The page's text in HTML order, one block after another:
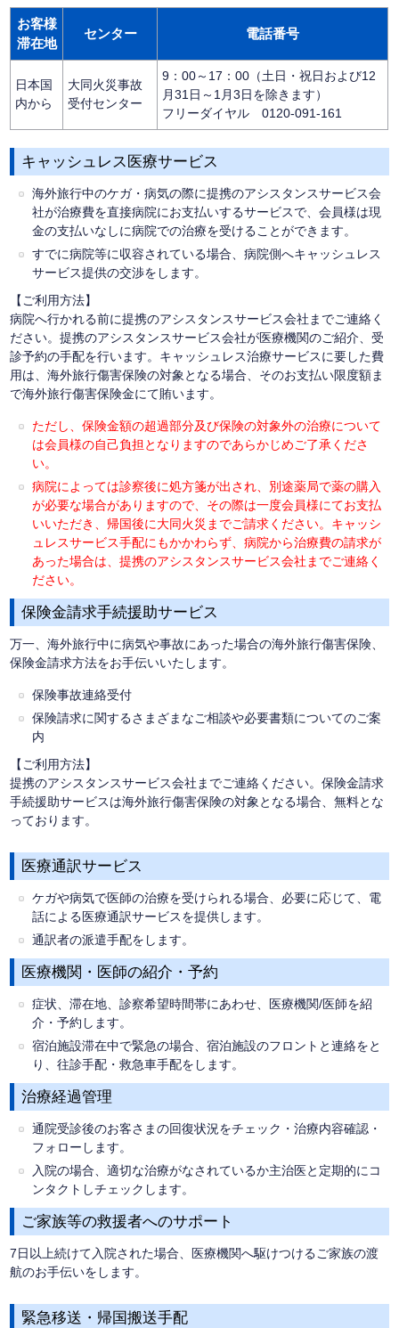
お客様
滞在地
センター 電話番号
日本国
内から
大同火災事故
受付センター
9：00～17：00（土日・祝日および12
月31日～1月3日を除きます）
フリーダイヤル 0120-091-161
キャッシュレス医療サービス
海外旅行中のケガ・病気の際に提携のアシスタンスサービス会
社が治療費を直接病院にお支払いするサービスで、会員様は現
金の支払いなしに病院での治療を受けることができます。
すでに病院等に収容されている場合、病院側へキャッシュレス
サービス提供の交渉をします。
【ご利用方法】
病院へ行かれる前に提携のアシスタンスサービス会社までご連絡く
ださい。提携のアシスタンスサービス会社が医療機関のご紹介、受
診予約の手配を行います。キャッシュレス治療サービスに要した費
用は、海外旅行傷害保険の対象となる場合、そのお支払い限度額ま
で海外旅行傷害保険金にて賄います。
ただし、保険金額の超過部分及び保険の対象外の治療について
は会員様の自己負担となりますのであらかじめご了承くださ
い。
病院によっては診察後に処方箋が出され、別途薬局で薬の購入
が必要な場合がありますので、その際は一度会員様にてお支払
いいただき、帰国後に大同火災までご請求ください。キャッシ
ュレスサービス手配にもかかわらず、病院から治療費の請求が
あった場合は、提携のアシスタンスサービス会社までご連絡く
ださい。
保険金請求手続援助サービス
万一、海外旅行中に病気や事故にあった場合の海外旅行傷害保険、
保険金請求方法をお手伝いいたします。
保険事故連絡受付
保険請求に関するさまざまなご相談や必要書類についてのご案
内
【ご利用方法】
提携のアシスタンスサービス会社までご連絡ください。保険金請求
手続援助サービスは海外旅行傷害保険の対象となる場合、無料とな
っております。
医療通訳サービス
ケガや病気で医師の治療を受けられる場合、必要に応じて、電
話による医療通訳サービスを提供します。
通訳者の派遣手配をします。
医療機関・医師の紹介・予約
症状、滞在地、診察希望時間帯にあわせ、医療機関/医師を紹
介・予約します。
宿泊施設滞在中で緊急の場合、宿泊施設のフロントと連絡をと
り、往診手配・救急車手配をします。
治療経過管理
通院受診後のお客さまの回復状況をチェック・治療内容確認・
フォローします。
入院の場合、適切な治療がなされているか主治医と定期的にコ
ンタクトしチェックします。
ご家族等の救援者へのサポート
7日以上続けて入院された場合、医療機関へ駆けつけるご家族の渡
航のお手伝いをします。
緊急移送・帰国搬送手配